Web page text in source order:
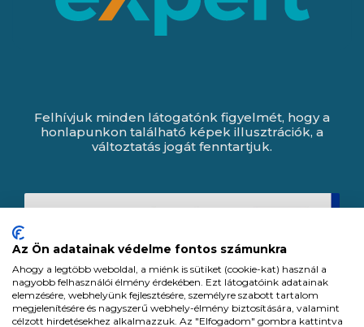
Felhívjuk minden látogatónk figyelmét, hogy a
honlapunkon található képek illusztrációk, a
változtatás jogát fenntartjuk.
Az Ön adatainak védelme fontos számunkra
Ahogy a legtöbb weboldal, a miénk is sütiket (cookie-kat) használ a
nagyobb felhasználói élmény érdekében. Ezt látogatóink adatainak
elemzésére, webhelyünk fejlesztésére, személyre szabott tartalom
megjelenítésére és nagyszerű webhely-élmény biztosítására, valamint
célzott hirdetésekhez alkalmazzuk. Az "Elfogadom" gombra kattintva